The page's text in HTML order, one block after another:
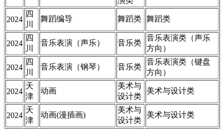
2024
四
川
舞蹈编导 舞蹈类 舞蹈类
2024
四
川
音乐表演（声乐） 音乐类
音乐表演类（声乐
方向）
2024
四
川
音乐表演（钢琴） 音乐类
音乐表演类（键盘
方向）
2024
天
津
动画
美术与
设计类
美术与设计类
2024
天
津
动画(漫插画)
美术与
设计类
美术与设计类